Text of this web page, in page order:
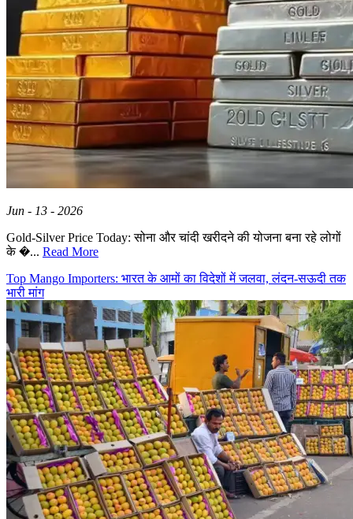
Jun - 13 - 2026
Gold-Silver Price Today: सोना और चांदी खरीदने की योजना बना रहे लोगों
के �... Read More
Top Mango Importers: भारत के आमों का विदेशों में जलवा, लंदन-सऊदी तक
भारी मांग